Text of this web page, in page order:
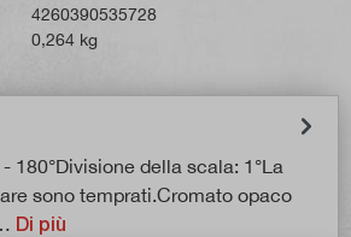
4260390535728
0,264 kg
180°Divisione della scala: 1°La
sono temprati.Cromato opaco
Di più